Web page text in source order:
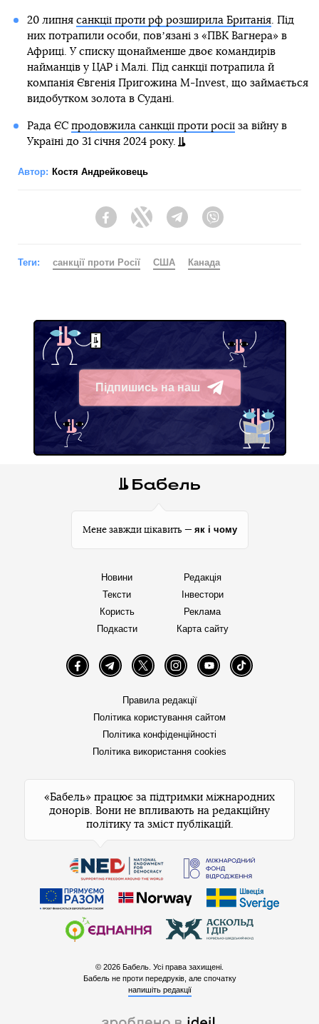
20 липня санкції проти рф розширила Британія. Під
них потрапили особи, повʼязані з «ПВК Вагнера» в
Африці. У списку щонайменше двоє командирів
найманців у ЦАР і Малі. Під санкції потрапила й
компанія Євгенія Пригожина M-Invest, що займається
видобутком золота в Судані.
Рада ЄС продовжила санкції проти росіїза війну в
Україні до 31 січня 2024 року.
Автор: Костя Андрейковець
FacebookTwitter Telegram
Теги: санкції проти Росії США Канада
Підпишись на наш
Telegram
Мене завжди цікавить — як і чому
Новини
Тексти
Користь
Подкасти
Редакція
Інвестори
Реклама
Карта сайту
FacebookTelegramTwitter InstagramYouTube TikTok
Правила редакції
Політика користування сайтом
Політика конфіденційності
Політика використання cookies
«Бабель» працює за підтримки міжнародних
донорів. Вони не впливають на редакційну
політику та зміст публікацій.
© 2026 Бабель. Усі права захищені.
Бабель не проти передруків, але спочатку
напишіть редакції